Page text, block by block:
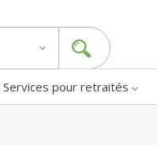
Services pour retraités